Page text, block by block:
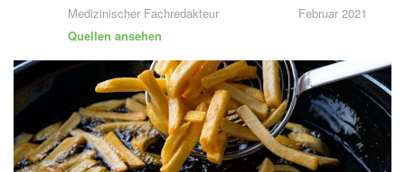
Medizinischer Fachredakteur
Quellen ansehen
Februar 2021